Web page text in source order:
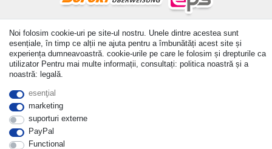
© Copyright 2026 | Toate drepturile rezervate. - All rights
reserved. Prices incl. VAT. 19% VAT Basic prices see article detail
| * Applies to deliveries to the UK!
Noi folosim cookie-uri pe site-ul nostru. Unele dintre acestea sunt
esențiale, în timp ce alții ne ajuta pentru a îmbunătăți acest site și
experiența dumneavoastră. cookie-urile pe care le folosim și drepturile ca
utilizator Pentru mai multe informații, consultați: politica noastră și a
noastră: legală.
esenţial
marketing
suporturi externe
PayPal
Functional